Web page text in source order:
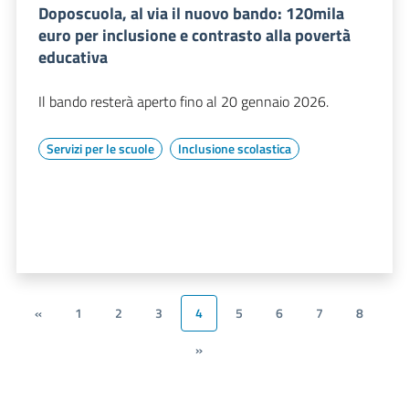
Doposcuola, al via il nuovo bando: 120mila
euro per inclusione e contrasto alla povertà
educativa
Il bando resterà aperto fino al 20 gennaio 2026.
Servizi per le scuole Inclusione scolastica
« 1 2 3 4 5 6 7
8
»